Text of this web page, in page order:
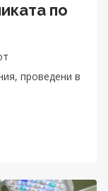
по
проведени в